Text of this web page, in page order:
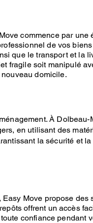
commence par une
de vos
que le transport et la
fragile soit manipulé
domicile.
. À Dolbeau-
en utilisant des
la sécurité et
Easy Move propose des
offrent un accès
confiance pendant